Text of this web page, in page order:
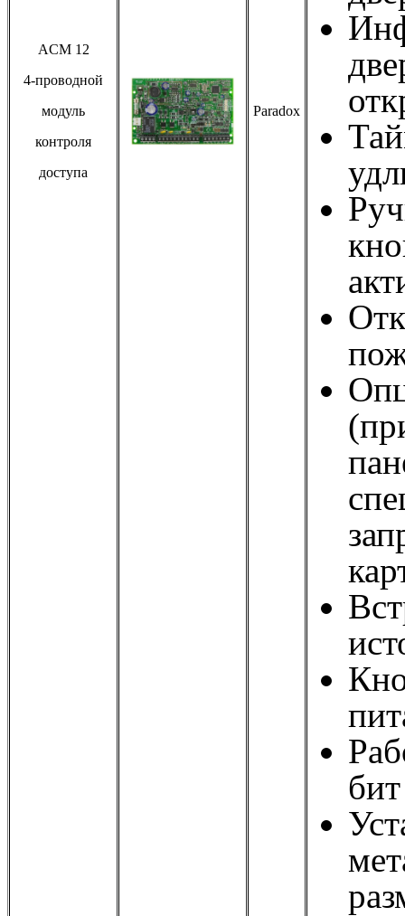
ACM 12
4-проводной
модуль
контроля
доступа
Paradox